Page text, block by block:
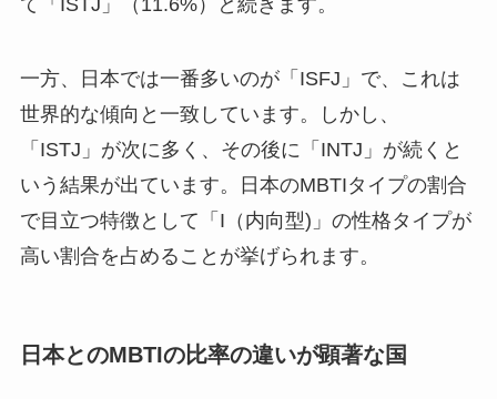
一方、日本では一番多いのが「ISFJ」で、これは
世界的な傾向と一致しています。しかし、
「ISTJ」が次に多く、その後に「INTJ」が続くと
いう結果が出ています。日本のMBTIタイプの割合
で目立つ特徴として「I（内向型)」の性格タイプが
高い割合を占めることが挙げられます。
日本とのMBTIの比率の違いが顕著な国